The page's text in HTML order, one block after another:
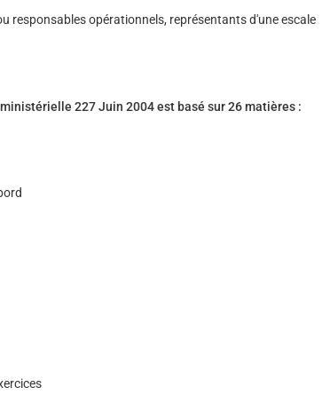
responsables opérationnels, représentants d'une escale
227 Juin 2004 est basé sur 26 matières :